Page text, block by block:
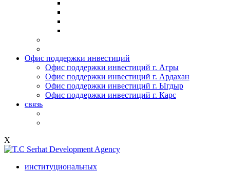
Офис поддержки инвестиций
Офис поддержки инвестиций г. Агры
Офис поддержки инвестиций г. Ардахан
Офис поддержки инвестиций г. Ыгдыр
Офис поддержки инвестиций г. Карс
связь
X
институциональных